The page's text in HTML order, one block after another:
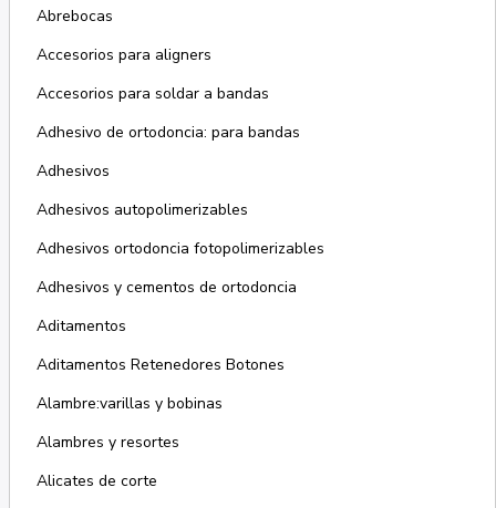
Abrebocas
Accesorios para aligners
Accesorios para soldar a bandas
Adhesivo de ortodoncia: para bandas
Adhesivos
Adhesivos autopolimerizables
Adhesivos ortodoncia fotopolimerizables
Adhesivos y cementos de ortodoncia
Aditamentos
Aditamentos Retenedores Botones
Alambre:varillas y bobinas
Alambres y resortes
Alicates de corte